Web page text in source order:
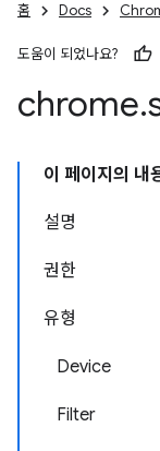
홈 Docs
도움이 되었나요?
chrome.
이 페이지의 내
설명
권한
유형
Device
Filter